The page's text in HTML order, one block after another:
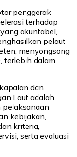
penggerak
terhadap
akuntabel,
pelaut
menyongsong
terlebih dalam
dan
Laut adalah
pelaksanaan
kebijakan,
kriteria,
serta evaluasi